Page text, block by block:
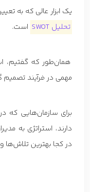
یک ابزار عالی که به
تحلیل SWOT
است.
همان‌طور که گفتیم،
مهمی در فرآیند تصمیم
برای سازمان‌هایی
دارند، استراتژی به
در کجا بهترین تلاش‌ها و